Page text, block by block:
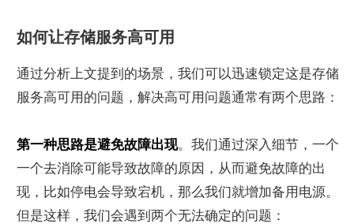
如何让存储服务高可用
通过分析上文提到的场景，我们可以迅速锁定这是存储
服务高可用的问题，解决高可用问题通常有两个思路：
第一种思路是避免故障出现。我们通过深入细节，一个
一个去消除可能导致故障的原因，从而避免故障的出
现，比如停电会导致宕机，那么我们就增加备用电源。
但是这样，我们会遇到两个无法确定的问题：